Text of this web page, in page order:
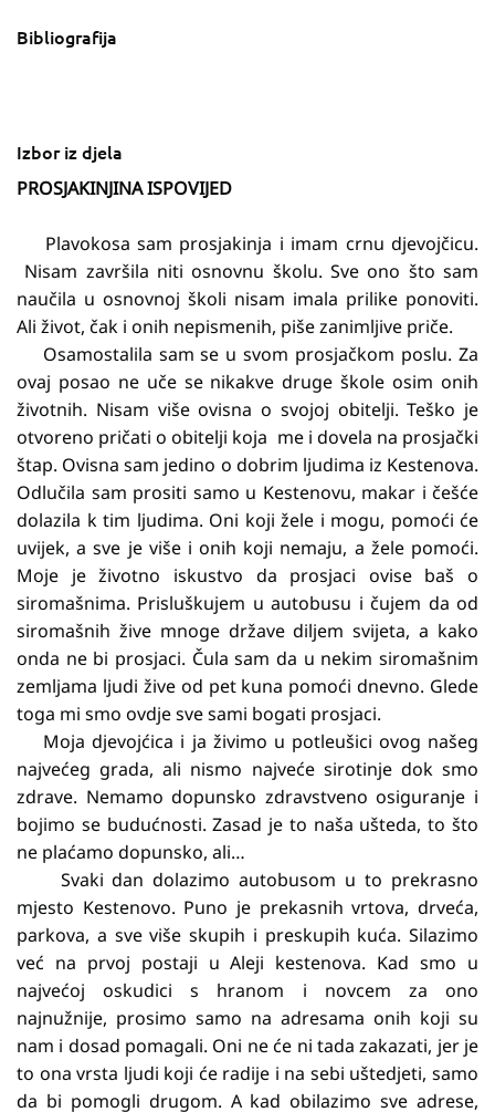
Bibliografija
Izbor iz djela
PROSJAKINJINA ISPOVIJED
Plavokosa sam prosjakinja i imam crnu djevojčicu.
Nisam završila niti osnovnu školu. Sve ono što sam
naučila u osnovnoj školi nisam imala prilike ponoviti.
Ali život, čak i onih nepismenih, piše zanimljive priče.
Osamostalila sam se u svom prosjačkom poslu. Za
ovaj posao ne uče se nikakve druge škole osim onih
životnih. Nisam više ovisna o svojoj obitelji. Teško je
otvoreno pričati o obitelji koja me i dovela na prosjački
štap. Ovisna sam jedino o dobrim ljudima iz Kestenova.
Odlučila sam prositi samo u Kestenovu, makar i češće
dolazila k tim ljudima. Oni koji žele i mogu, pomoći će
uvijek, a sve je više i onih koji nemaju, a žele pomoći.
Moje je životno iskustvo da prosjaci ovise baš o
siromašnima. Prisluškujem u autobusu i čujem da od
siromašnih žive mnoge države diljem svijeta, a kako
onda ne bi prosjaci. Čula sam da u nekim siromašnim
zemljama ljudi žive od pet kuna pomoći dnevno. Glede
toga mi smo ovdje sve sami bogati prosjaci.
Moja djevojćica i ja živimo u potleušici ovog našeg
najvećeg grada, ali nismo najveće sirotinje dok smo
zdrave. Nemamo dopunsko zdravstveno osiguranje i
bojimo se budućnosti. Zasad je to naša ušteda, to što
ne plaćamo dopunsko, ali…
Svaki dan dolazimo autobusom u to prekrasno
mjesto Kestenovo. Puno je prekasnih vrtova, drveća,
parkova, a sve više skupih i preskupih kuća. Silazimo
već na prvoj postaji u Aleji kestenova. Kad smo u
najvećoj oskudici s hranom i novcem za ono
najnužnije, prosimo samo na adresama onih koji su
nam i dosad pomagali. Oni ne će ni tada zakazati, jer je
to ona vrsta ljudi koji će radije i na sebi uštedjeti, samo
da bi pomogli drugom. A kad obilazimo sve adrese,